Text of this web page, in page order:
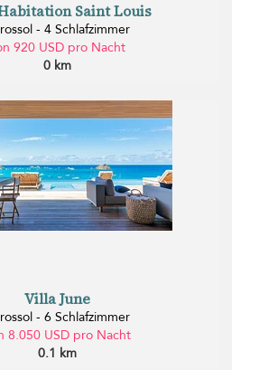
Saint Louis
- 4 Schlafzimmer
920 USD pro Nacht
0 km
Villa June
- 6 Schlafzimmer
8.050 USD pro Nacht
0.1 km